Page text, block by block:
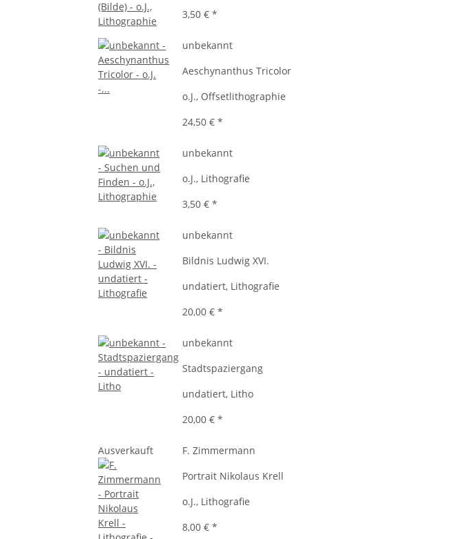
3,50 €*
unbekannt
Aeschynanthus Tricolor
o.J., Offsetlithographie
24,50 €*
unbekannt
o.J., Lithografie
3,50 €*
unbekannt
Bildnis Ludwig XVI.
undatiert, Lithografie
20,00 €*
unbekannt
Stadtspaziergang
undatiert, Litho
20,00 €*
Ausverkauft
F. Zimmermann
Portrait Nikolaus Krell
o.J., Lithografie
8,00 €*